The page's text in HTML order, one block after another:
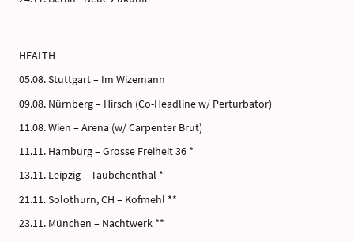
HEALTH
05.08. Stuttgart – Im Wizemann
09.08. Nürnberg – Hirsch (Co-Headline w/ Perturbator)
11.08. Wien – Arena (w/ Carpenter Brut)
11.11. Hamburg – Grosse Freiheit 36 *
13.11. Leipzig – Täubchenthal *
21.11. Solothurn, CH – Kofmehl **
23.11. München – Nachtwerk **